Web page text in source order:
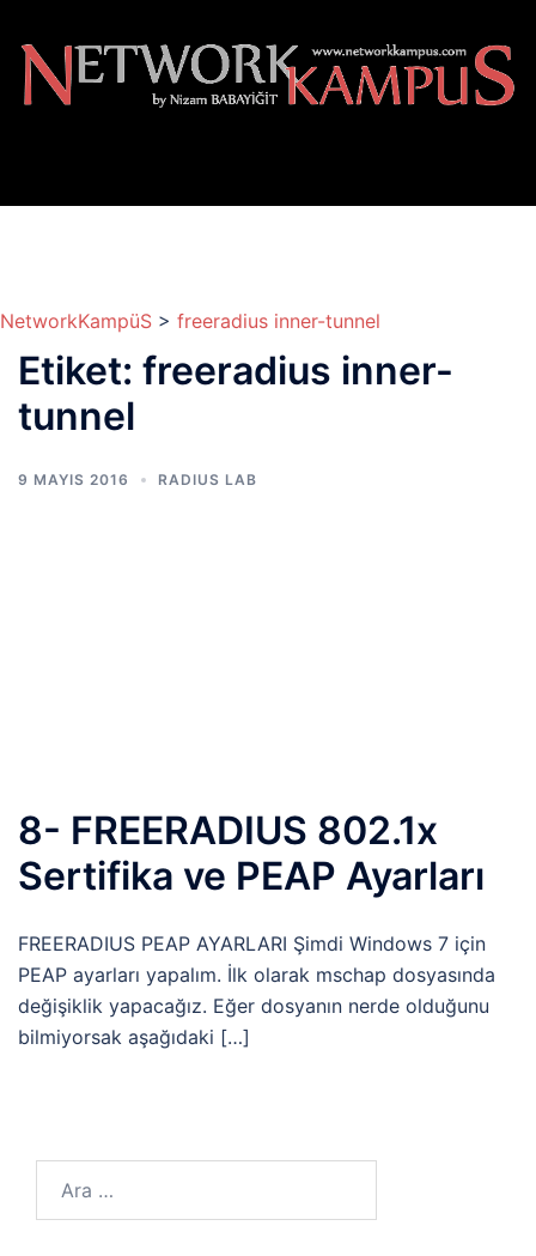
atla
NetworkKampüS > freeradius inner-tunnel
Etiket: freeradius inner-
tunnel
9 MAYIS 2016 RADIUS LAB
8- FREERADIUS 802.1x
Sertifika ve PEAP Ayarları
FREERADIUS PEAP AYARLARI Şimdi Windows 7 için
PEAP ayarları yapalım. İlk olarak mschap dosyasında
değişiklik yapacağız. Eğer dosyanın nerde olduğunu
bilmiyorsak aşağıdaki […]